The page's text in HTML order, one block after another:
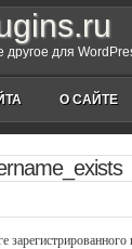
другое для
О САЙТЕ